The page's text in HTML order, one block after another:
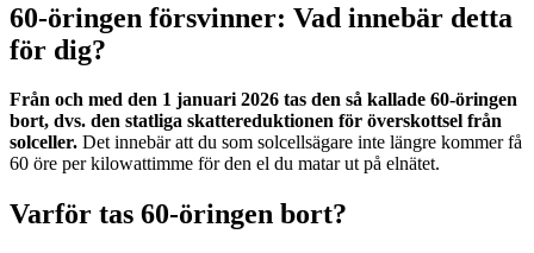
60-öringen försvinner: Vad innebär detta
för dig?
Från och med den 1 januari 2026 tas den så kallade 60-öringen
bort, dvs. den statliga skattereduktionen för överskottsel från
solceller. Det innebär att du som solcellsägare inte längre kommer få
60 öre per kilowattimme för den el du matar ut på elnätet.
Varför tas 60-öringen bort?